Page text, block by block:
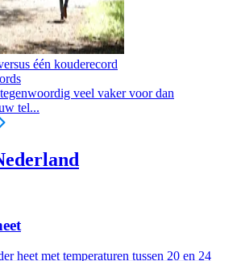
één kouderecord
veel vaker voor dan
tel...
heet met temperaturen tussen 20 en 24